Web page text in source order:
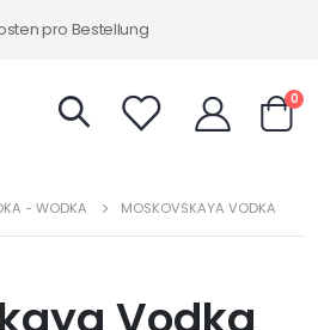
pro Bestellung
0
- WODKA MOSKOVSKAYA VODKA